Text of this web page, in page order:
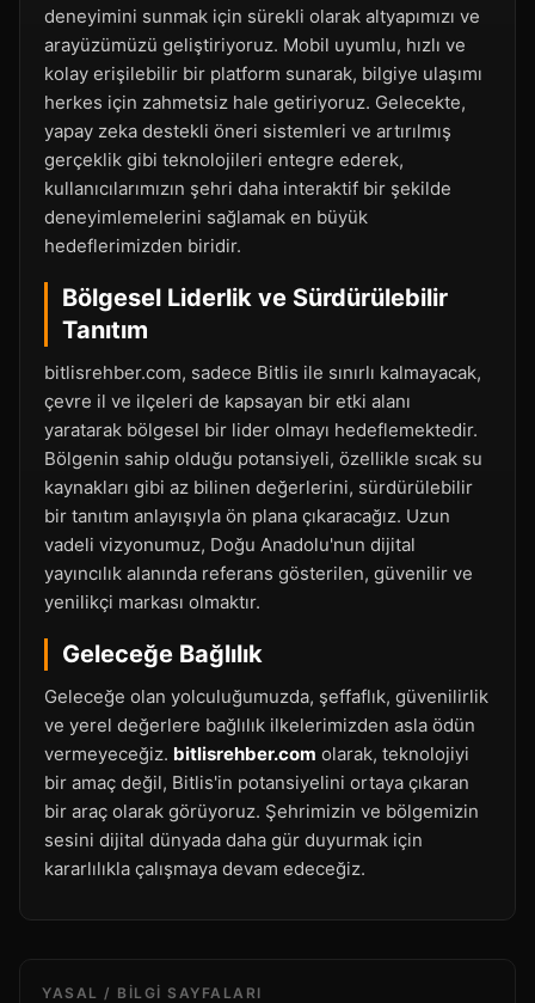
deneyimini sunmak için sürekli olarak altyapımızı ve
arayüzümüzü geliştiriyoruz. Mobil uyumlu, hızlı ve
kolay erişilebilir bir platform sunarak, bilgiye ulaşımı
herkes için zahmetsiz hale getiriyoruz. Gelecekte,
yapay zeka destekli öneri sistemleri ve artırılmış
gerçeklik gibi teknolojileri entegre ederek,
kullanıcılarımızın şehri daha interaktif bir şekilde
deneyimlemelerini sağlamak en büyük
hedeflerimizden biridir.
Bölgesel Liderlik ve Sürdürülebilir
Tanıtım
bitlisrehber.com, sadece Bitlis ile sınırlı kalmayacak,
çevre il ve ilçeleri de kapsayan bir etki alanı
yaratarak bölgesel bir lider olmayı hedeflemektedir.
Bölgenin sahip olduğu potansiyeli, özellikle sıcak su
kaynakları gibi az bilinen değerlerini, sürdürülebilir
bir tanıtım anlayışıyla ön plana çıkaracağız. Uzun
vadeli vizyonumuz, Doğu Anadolu'nun dijital
yayıncılık alanında referans gösterilen, güvenilir ve
yenilikçi markası olmaktır.
Geleceğe Bağlılık
Geleceğe olan yolculuğumuzda, şeffaflık, güvenilirlik
ve yerel değerlere bağlılık ilkelerimizden asla ödün
vermeyeceğiz. bitlisrehber.com olarak, teknolojiyi
bir amaç değil, Bitlis'in potansiyelini ortaya çıkaran
bir araç olarak görüyoruz. Şehrimizin ve bölgemizin
sesini dijital dünyada daha gür duyurmak için
kararlılıkla çalışmaya devam edeceğiz.
YASAL / BILGI SAYFALARI